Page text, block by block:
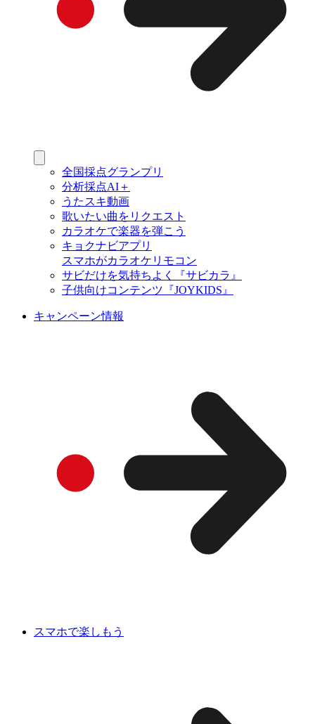
全国採点グランプリ
分析採点AI＋
うたスキ動画
歌いたい曲をリクエスト
カラオケで楽器を弾こう
キョクナビアプリ
スマホがカラオケリモコン
サビだけを気持ちよく『サビカラ』
子供向けコンテンツ『JOYKIDS』
キャンペーン情報
スマホで楽しもう